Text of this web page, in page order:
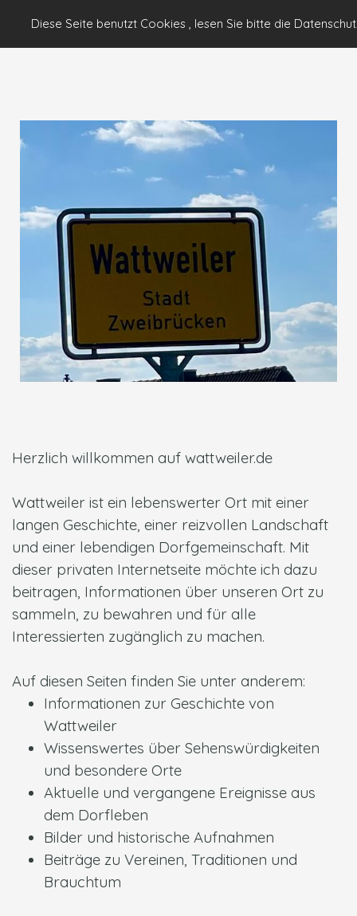
Diese Seite benutzt Cookies , lesen Sie bitte die
Wattweiler
Herzlich willkommen auf wattweiler.de
Wattweiler ist ein lebenswerter Ort mit einer
langen Geschichte, einer reizvollen Landschaft
und einer lebendigen Dorfgemeinschaft. Mit
dieser privaten Internetseite möchte ich dazu
beitragen, Informationen über unseren Ort zu
sammeln, zu bewahren und für alle
Interessierten zugänglich zu machen.
Auf diesen Seiten finden Sie unter anderem:
Informationen zur Geschichte von
Wattweiler
Wissenswertes über Sehenswürdigkeiten
und besondere Orte
Aktuelle und vergangene Ereignisse aus
dem Dorfleben
Bilder und historische Aufnahmen
Beiträge zu Vereinen, Traditionen und
Brauchtum